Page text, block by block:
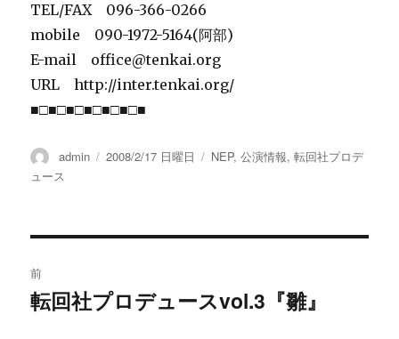
TEL/FAX 096-366-0266
mobile 090-1972-5164(阿部)
E-mail office@tenkai.org
URL http://inter.tenkai.org/
■□■□■□■□■□■□■
投
稿
admin
投
2008/2/17 日曜日
カ
ー
NEP,公演情報,転回社プロデ
ュース
稿
前
過
転回社プロデュースvol.3『雛』